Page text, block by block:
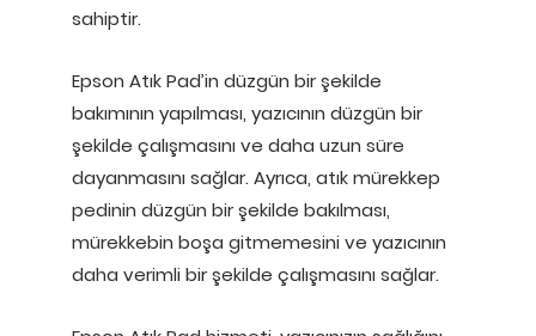
sahiptir.
Epson Atık Pad’in düzgün bir şekilde
bakımının yapılması, yazıcının düzgün bir
şekilde çalışmasını ve daha uzun süre
dayanmasını sağlar. Ayrıca, atık mürekkep
pedinin düzgün bir şekilde bakılması,
mürekkebin boşa gitmemesini ve yazıcının
daha verimli bir şekilde çalışmasını sağlar.